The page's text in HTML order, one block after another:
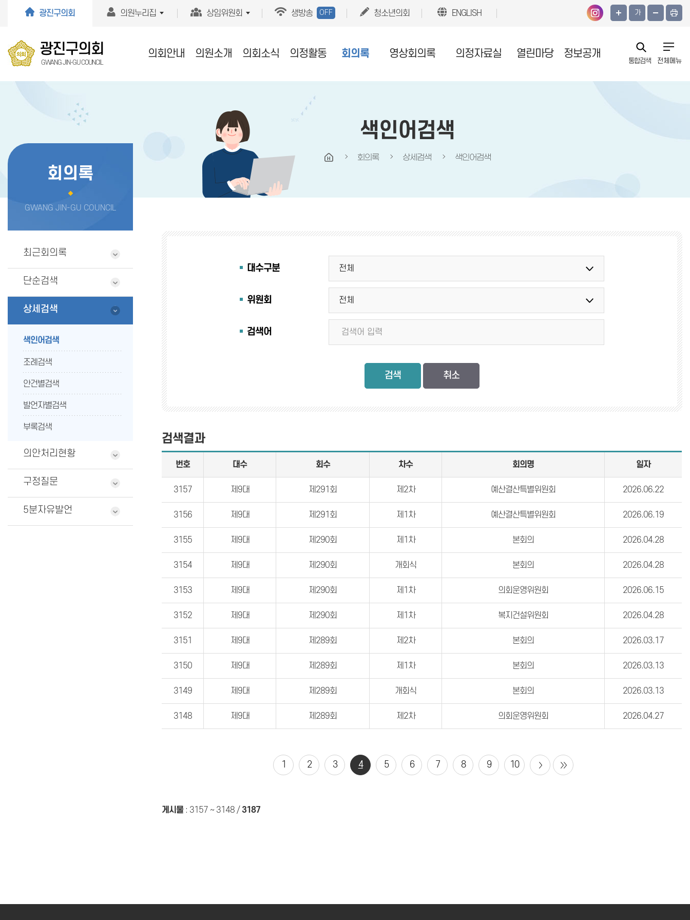
광진구의회
의원누리집 상임위원회 생방송 OFF 청소년의회 ENGLISH 가
광진구의회
GWANG JIN-GU COUNCIL
의회안내 의원소개 의회소식 의정활동 회의록 영상회의록 의정자료실 열린마당 정보공개
전체메뉴
통합검색
회의록
GWANG JIN-GU COUNCIL
최근회의록
단순검색
상세검색
색인어검색
조례검색
안건별검색
발언자별검색
부록검색
의안처리현황
구정질문
5분자유발언
색인어검색
회의록 상세검색 색인어검색
대수구분
위원회
검색어
검색
검색결과
번호 대수 회수 차수 회의명 일자
3157 제9대 제291회 제2차 예산결산특별위원회 2026.06.22
3156 제9대 제291회 제1차 예산결산특별위원회 2026.06.19
3155 제9대 제290회 제1차 본회의 2026.04.28
3154 제9대 제290회 개회식 본회의 2026.04.28
3153 제9대 제290회 제1차 의회운영위원회 2026.06.15
3152 제9대 제290회 제1차 복지건설위원회 2026.04.28
3151 제9대 제289회 제2차 본회의 2026.03.17
3150 제9대 제289회 제1차 본회의 2026.03.13
3149 제9대 제289회 개회식 본회의 2026.03.13
3148 제9대 제289회 제2차 의회운영위원회 2026.04.27
1 2 3 4 5 6 7 8 9 10
게시물: 3157 ~ 3148 /3187